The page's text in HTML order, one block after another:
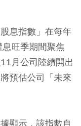
息指數」在每年
旺季期間聚焦
月公司陸續開出
預估公司「未來
顯示，該指數自